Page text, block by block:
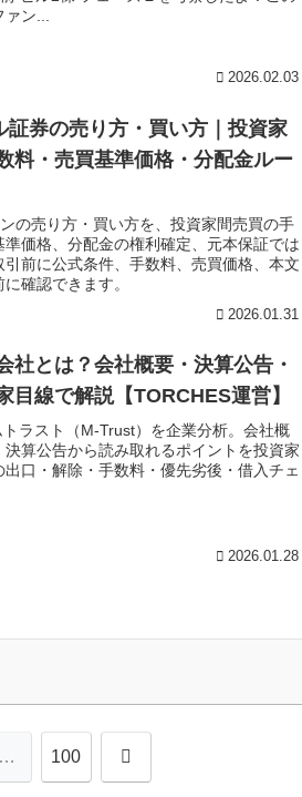
ン...
2026.02.03
証券の売り方・買い方｜投資家
料・売買基準価格・分配金ルー
の売り方・買い方を、投資家間売買の手
準価格、分配金の権利確定、元本保証では
前に公式条件、手数料、売買価格、本文
確認できます。
2026.01.31
社とは？会社概要・決算公告・
目線で解説【TORCHES運営】
ラスト（M-Trust）を企業分析。会社概
算公告から読み取れるポイントを投資家
口・解除・手数料・優先劣後・借入チェ
2026.01.28
… 100 次